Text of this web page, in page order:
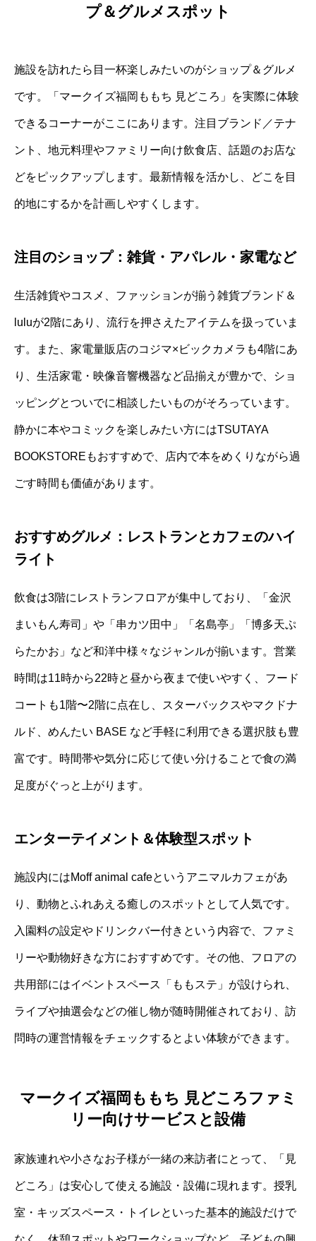
プ＆グルメスポット
施設を訪れたら目一杯楽しみたいのがショップ＆グルメ
です。「マークイズ福岡ももち 見どころ」を実際に体験
できるコーナーがここにあります。注目ブランド／テナ
ント、地元料理やファミリー向け飲食店、話題のお店な
どをピックアップします。最新情報を活かし、どこを目
的地にするかを計画しやすくします。
注目のショップ：雑貨・アパレル・家電など
生活雑貨やコスメ、ファッションが揃う雑貨ブランド＆
luluが2階にあり、流行を押さえたアイテムを扱っていま
す。また、家電量販店のコジマ×ビックカメラも4階にあ
り、生活家電・映像音響機器など品揃えが豊かで、ショ
ッピングとついでに相談したいものがそろっています。
静かに本やコミックを楽しみたい方にはTSUTAYA
BOOKSTOREもおすすめで、店内で本をめくりながら過
ごす時間も価値があります。
おすすめグルメ：レストランとカフェのハイ
ライト
飲食は3階にレストランフロアが集中しており、「金沢
まいもん寿司」や「串カツ田中」「名島亭」「博多天ぷ
らたかお」など和洋中様々なジャンルが揃います。営業
時間は11時から22時と昼から夜まで使いやすく、フード
コートも1階〜2階に点在し、スターバックスやマクドナ
ルド、めんたい BASE など手軽に利用できる選択肢も豊
富です。時間帯や気分に応じて使い分けることで食の満
足度がぐっと上がります。
エンターテイメント＆体験型スポット
施設内にはMoff animal cafeというアニマルカフェがあ
り、動物とふれあえる癒しのスポットとして人気です。
入園料の設定やドリンクバー付きという内容で、ファミ
リーや動物好きな方におすすめです。その他、フロアの
共用部にはイベントスペース「ももステ」が設けられ、
ライブや抽選会などの催し物が随時開催されており、訪
問時の運営情報をチェックするとよい体験ができます。
マークイズ福岡ももち 見どころファミ
リー向けサービスと設備
家族連れや小さなお子様が一緒の来訪者にとって、「見
どころ」は安心して使える施設・設備に現れます。授乳
室・キッズスペース・トイレといった基本的施設だけで